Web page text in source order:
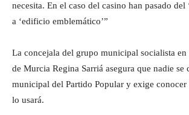
necesita. En el caso del casino han pasado del
a ‘edificio emblemático’”
La concejala del grupo municipal socialista
de Murcia Regina Sarriá asegura que nadie se
municipal del Partido Popular y exige
lo usará.